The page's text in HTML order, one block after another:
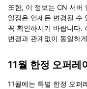
또한, 이 정보는 CN 서버
일정은 언제든 변경될 수
꼭 확인하시기 바랍니다.
변경과 관계없이 동일하
11월 한정 오퍼레
11월에는 특별 한정 오퍼